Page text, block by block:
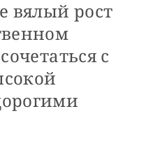
вялый рост
с